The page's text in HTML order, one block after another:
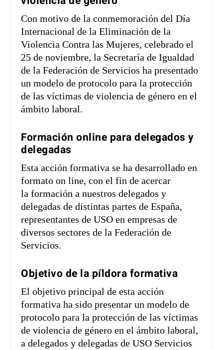
Con motivo de la conmemoración del Día
Internacional de la Eliminación de la
Violencia Contra las Mujeres, celebrado el
25 de noviembre, la Secretaría de Igualdad
de la Federación de Servicios ha presentado
un modelo de protocolo para la protección
de las víctimas de violencia de género en el
ámbito laboral.
Formación online para delegados y
delegadas
Esta acción formativa se ha desarrollado en
formato on line, con el fin de acercar
la formación a nuestros delegados y
delegadas de distintas partes de España,
representantes de USO en empresas de
diversos sectores de la Federación de
Servicios.
Objetivo de la píldora formativa
El objetivo principal de esta acción
formativa ha sido presentar un modelo de
protocolo para la protección de las víctimas
de violencia de género en el ámbito laboral,
a delegados y delegadas de USO Servicios